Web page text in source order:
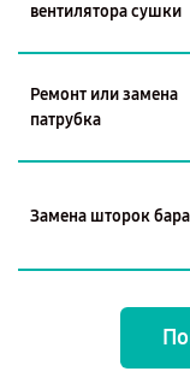
вентилятора сушки
Ремонт или замена
патрубка
Замена шторок